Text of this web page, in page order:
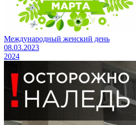
Международный женский день
08.03.2023
2024